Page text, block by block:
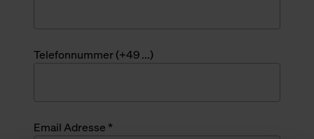
Telefonnummer (+49 ...)
Email Adresse *